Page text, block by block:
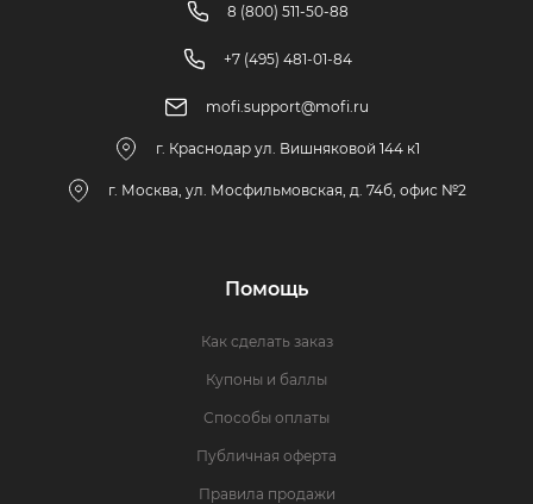
8 (800) 511-50-88
+7 (495) 481-01-84
mofi.support@mofi.ru
г. Краснодар ул. Вишняковой 144 к1
г. Москва, ул. Мосфильмовская, д. 74б, офис №2
Помощь
Как сделать заказ
Купоны и баллы
Способы оплаты
Публичная оферта
Правила продажи